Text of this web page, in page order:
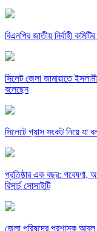
বিএনপির জাতীয় নির্বাহী
সিলেট জেলা জামায়াতে
বলেছেন
সিলেটে গ্যাস সংকট নিয়ে যা
প্রতিষ্ঠার এক বছর: গবেষণা,
রিসার্চ সোসাইটি
জেলা পরিষদের প্রশাসক আবুল